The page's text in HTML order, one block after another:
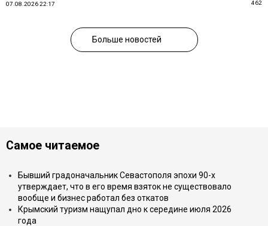
07.08.2026 22:17 462
Больше новостей
Самое читаемое
Бывший градоначальник Севастополя эпохи 90-х
утверждает, что в его время взяток не существовало
вообще и бизнес работал без откатов
Крымский туризм нащупал дно к середине июля 2026
года